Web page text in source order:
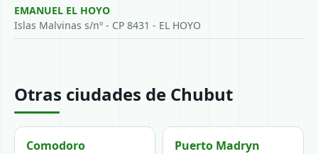
EMANUEL EL HOYO
Islas Malvinas s/nº - CP 8431 - EL HOYO
Otras ciudades de Chubut
Comodoro
Puerto Madryn